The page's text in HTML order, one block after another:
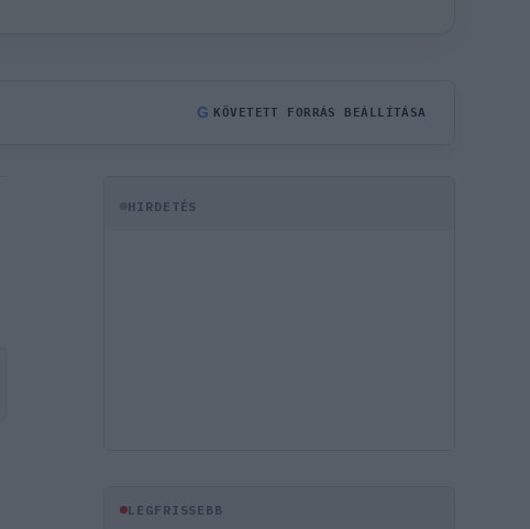
G KÖVETETT FORRÁS BEÁLLÍTÁSA
HIRDETÉS
LEGFRISSEBB